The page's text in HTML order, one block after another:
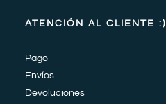
ATENCIÓN AL CLIENTE :)
Pago
Envíos
Devoluciones